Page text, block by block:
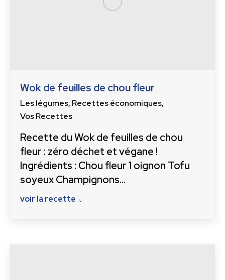
Wok de feuilles de chou fleur
Les légumes, Recettes économiques,
Vos Recettes
Recette du Wok de feuilles de chou
fleur : zéro déchet et végane !
Ingrédients : Chou fleur 1 oignon Tofu
soyeux Champignons…
voir la recette